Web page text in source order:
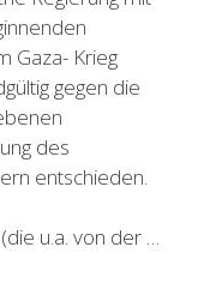
Gaza- Krieg
gegen die
des
entschieden.
u.a. von der …